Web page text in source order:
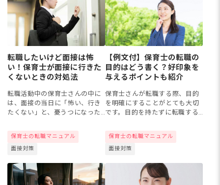
転職したいけど面接は怖
い！保育士が面接に行きた
くないときの対処法
転職活動中の保育士さんの中に
は、面接の当日に「怖い、行き
たくない」と、憂うつになった
ことへの恐怖は、誰でも思い当
たることでしょう。そんなとき
保育士の転職マニュアル
面接対策
【例文付】保育士の転職の
目的はどう書く？好印象を
与えるポイントも紹介
保育士さんが転職する際、目的
を明確にすることがとても大切
です。目的を持たずに転職する
うかもしれません。今回は、保
育士さんが転職する目的を記す
保育士の転職マニュアル
面接対策